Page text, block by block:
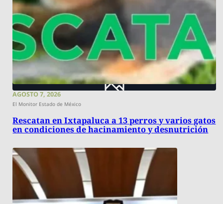
AGOSTO 7, 2026
El Monitor Estado de México
Rescatan en Ixtapaluca a 13 perros y varios gatos
en condiciones de hacinamiento y desnutrición